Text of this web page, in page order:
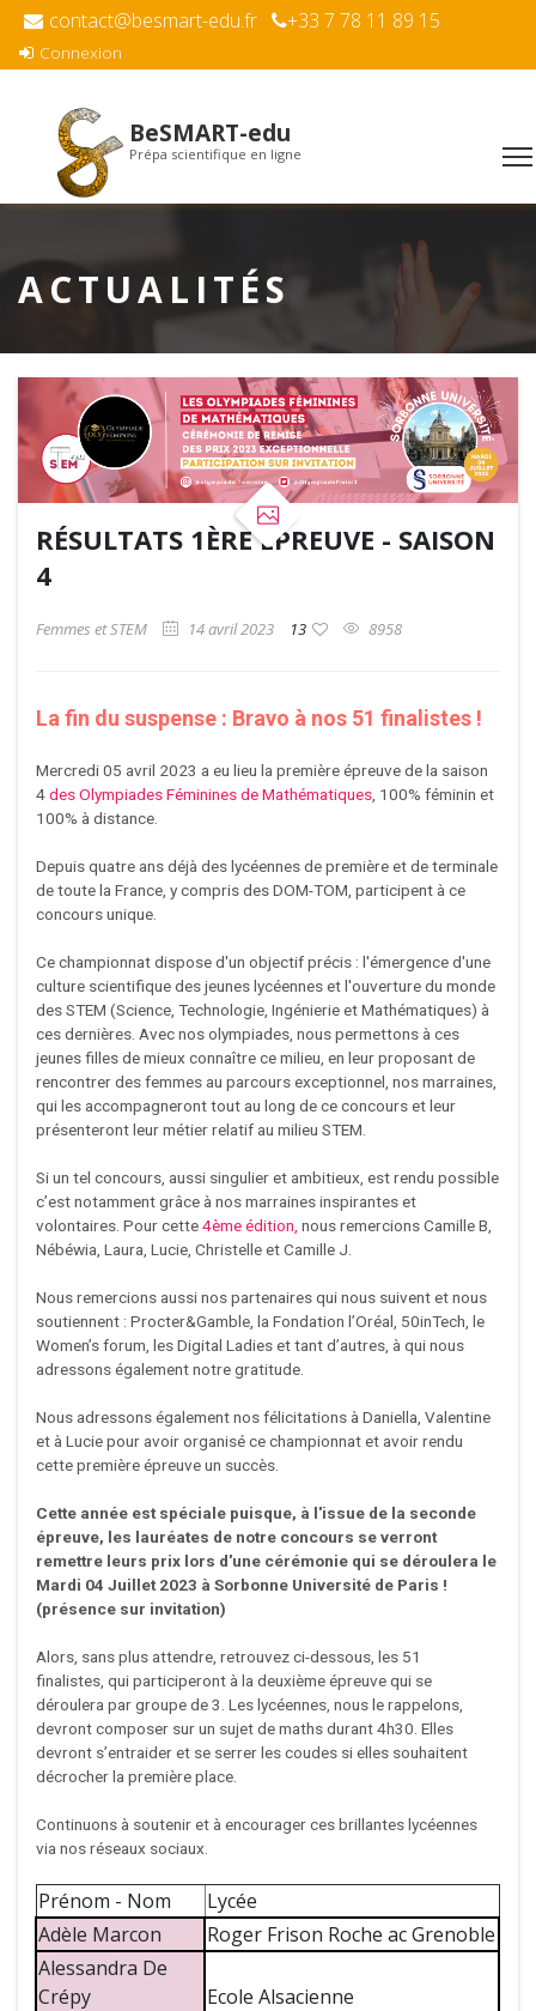
contact@besmart-edu.fr +33 7 78 11 89 15
Connexion
BeSMART-edu
Prépa scientifique en ligne
ACTUALITÉS
RÉSULTATS 1ÈRE ÉPREUVE - SAISON
4
Femmes et STEM 14 avril 2023 13 8958
La fin du suspense : Bravo à nos 51 finalistes !
Mercredi 05 avril 2023 a eu lieu la première épreuve de la saison
4des Olympiades Féminines de Mathématiques , 100% féminin et
100% à distance.
Depuis quatre ans déjà des lycéennes de première et de terminale
de toute la France, y compris des DOM-TOM, participent à ce
concours unique.
Ce championnat dispose d'un objectif précis : l'émergence d'une
culture scientifique des jeunes lycéennes et l'ouverture du monde
des STEM (Science, Technologie, Ingénierie et Mathématiques) à
ces dernières. Avec nos olympiades, nous permettons à ces
jeunes filles de mieux connaître ce milieu, en leur proposant de
rencontrer des femmes au parcours exceptionnel, nos marraines,
qui les accompagneront tout au long de ce concours et leur
présenteront leur métier relatif au milieu STEM.
Si un tel concours, aussi singulier et ambitieux, est rendu possible
c’est notamment grâce à nos marraines inspirantes et
volontaires. Pour cette4ème édition, nous remercions Camille B,
Nébéwia, Laura, Lucie, Christelle et Camille J.
Nous remercions aussi nos partenaires qui nous suivent et nous
soutiennent : Procter&Gamble, la Fondation l’Oréal, 50inTech, le
Women’s forum, les Digital Ladies et tant d’autres, à qui nous
adressons également notre gratitude.
Nous adressons également nos félicitations à Daniella, Valentine
et à Lucie pour avoir organisé ce championnat et avoir rendu
cette première épreuve un succès.
Cette année est spéciale puisque, à l'issue de la seconde
épreuve, les lauréates de notre concours se verront
remettre leurs prix lors d'une cérémonie qui se déroulera le
Mardi 04 Juillet 2023 à Sorbonne Université de Paris !
(présence sur invitation)
Alors, sans plus attendre, retrouvez ci-dessous, les 51
finalistes, qui participeront à la deuxième épreuve qui se
déroulera par groupe de 3. Les lycéennes, nous le rappelons,
devront composer sur un sujet de maths durant 4h30. Elles
devront s’entraider et se serrer les coudes si elles souhaitent
décrocher la première place.
Continuons à soutenir et à encourager ces brillantes lycéennes
via nos réseaux sociaux.
Prénom - Nom
Lycée
Adèle Marcon
Roger Frison Roche ac Grenoble
Alessandra De
Crépy
Ecole Alsacienne